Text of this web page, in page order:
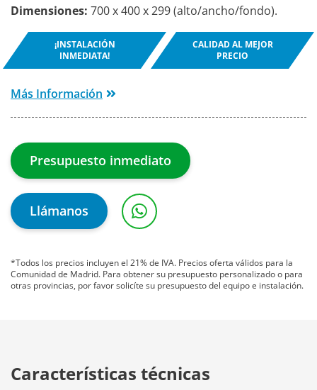
Dimensiones: 700 x 400 x 299 (alto/ancho/fondo).
¡INSTALACIÓN
INMEDIATA!
CALIDAD AL MEJOR
PRECIO
Más Información
Presupuesto inmediato
Llámanos
*Todos los precios incluyen el 21% de IVA. Precios oferta válidos para la
Comunidad de Madrid. Para obtener su presupuesto personalizado o para
otras provincias, por favor solicíte su presupuesto del equipo e instalación.
Características técnicas